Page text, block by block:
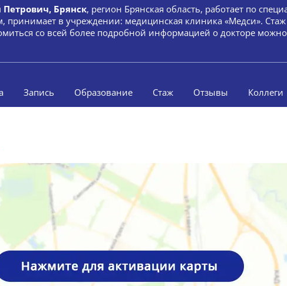
Брянск, регион Брянская область, работает по
принимает в учреждении: медицинская клиника «Медси».
со всей более подробной информацией о докторе
Запись Образование Стаж Отзывы Коллеги